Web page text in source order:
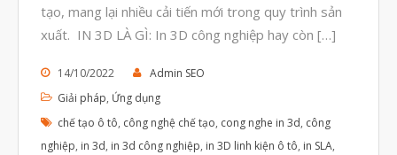
Tháng Bảy 2021
Tháng Sáu 2021
Tháng Ba 2021
tạo, mang lại nhiều cải tiến mới trong quy trình sản
xuất. IN 3D LÀ GÌ: In 3D công nghiệp hay còn […]
14/10/2022
Admin SEO
Giải pháp, Ứng dụng
chế tạo ô tô, công nghệ chế tạo, cong nghe in 3d, công
nghiệp, in 3d, in 3d công nghiệp, in 3D linh kiện ô tô, in SLA,